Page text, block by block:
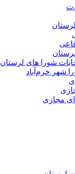
لرستان
شورا های لرستان
شهر خرم‌آباد
مجازی